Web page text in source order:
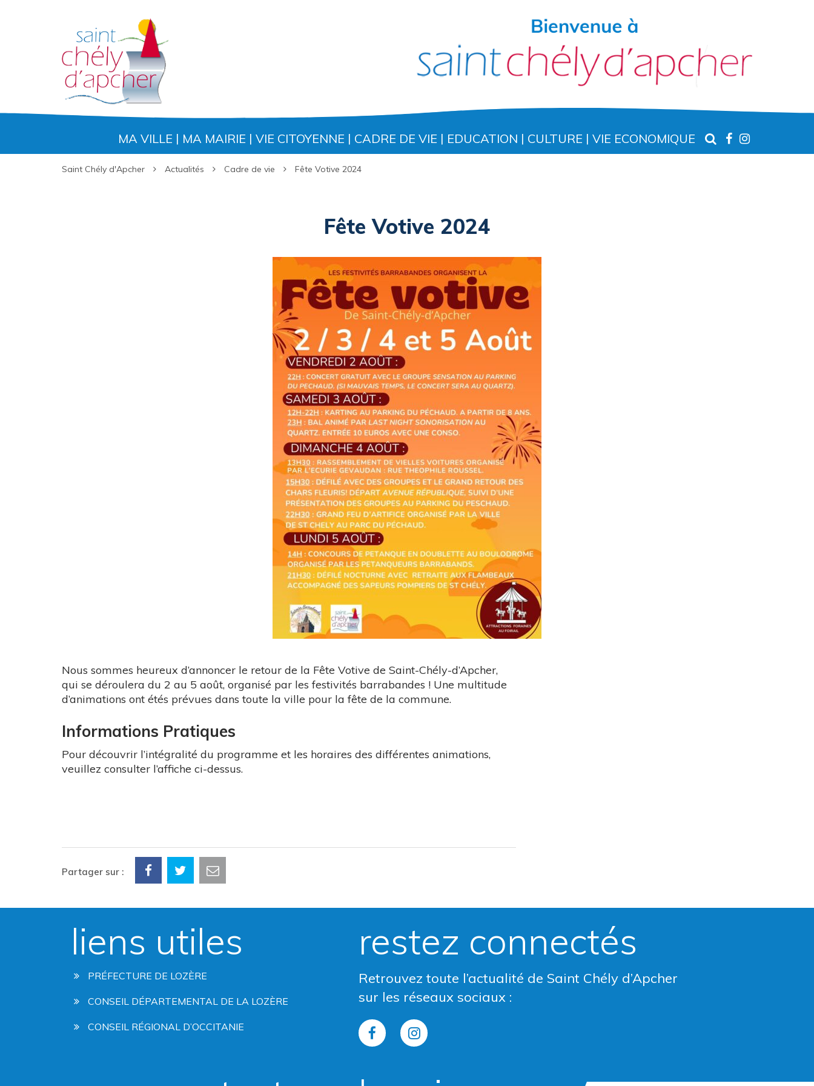
MA VILLE MA MAIRIE VIE CITOYENNE CADRE DE VIE EDUCATION CULTURE VIE ECONOMIQUE RECHERCHE
LIEN
VERSVERS
Saint Chély d'Apcher Actualités Cadre de vie Fête Votive 2024
Fête Votive 2024
Nous sommes heureux d’annoncer le retour de la Fête Votive de Saint-Chély-d’Apcher,
qui se déroulera du 2 au 5 août, organisé par les festivités barrabandes ! Une multitude
d’animations ont étés prévues dans toute la ville pour la fête de la commune.
Informations Pratiques
Pour découvrir l’intégralité du programme et les horaires des différentes animations,
veuillez consulter l’affiche ci-dessus.
Partager sur :
liens utiles
PRÉFECTURE DE LOZÈRE
CONSEIL DÉPARTEMENTAL DE LA LOZÈRE
CONSEIL RÉGIONAL D’OCCITANIE
restez connectés
Retrouvez toute l’actualité de Saint Chély d’Apcher
sur les réseaux sociaux :
Lien
Lien